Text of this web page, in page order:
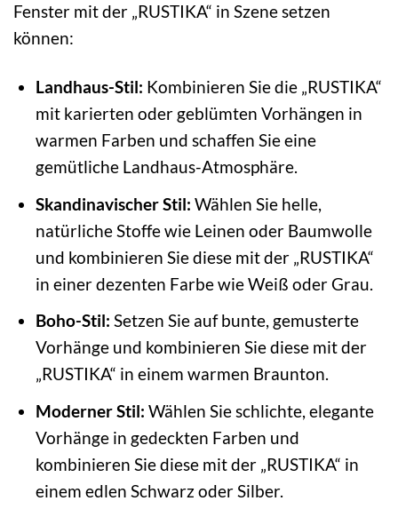
Fenster mit der „RUSTIKA“ in Szene setzen
können:
Landhaus-Stil: Kombinieren Sie die „RUSTIKA“
mit karierten oder geblümten Vorhängen in
warmen Farben und schaffen Sie eine
gemütliche Landhaus-Atmosphäre.
Skandinavischer Stil: Wählen Sie helle,
natürliche Stoffe wie Leinen oder Baumwolle
und kombinieren Sie diese mit der „RUSTIKA“
in einer dezenten Farbe wie Weiß oder Grau.
Boho-Stil: Setzen Sie auf bunte, gemusterte
Vorhänge und kombinieren Sie diese mit der
„RUSTIKA“ in einem warmen Braunton.
Moderner Stil: Wählen Sie schlichte, elegante
Vorhänge in gedeckten Farben und
kombinieren Sie diese mit der „RUSTIKA“ in
einem edlen Schwarz oder Silber.